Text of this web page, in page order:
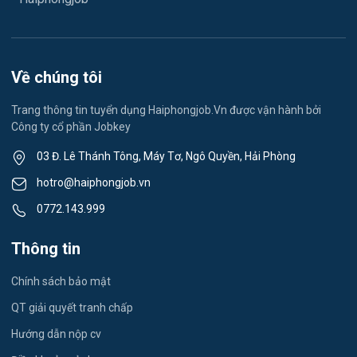
Lái xe
Tiếng Nhật
Du lịch
Công nhân
Việc làm Nam Đồng
Việc làm Tân Hưng
Việc làm Ái Quốc
Việc làm Chu Văn An
Về chúng tôi
Trang thông tin tuyển dụng Haiphongjob.Vn được vận hành bởi
Công ty cổ phần Jobkey
03 Đ. Lê Thánh Tông, Máy Tơ, Ngô Quyền, Hải Phòng
hotro@haiphongjob.vn
0772.143.999
Thông tin
Chính sách bảo mật
QT giải quyết tranh chấp
Hướng dẫn nộp cv